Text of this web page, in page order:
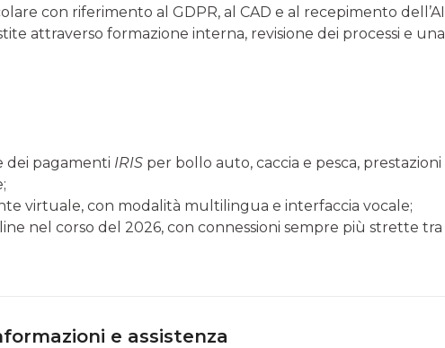
con riferimento al GDPR, al CAD e al recepimento dell’AI
attraverso formazione interna, revisione dei processi e una
dei pagamenti IRIS per bollo auto, caccia e pesca, prestazioni
virtuale, con modalità multilingua e interfaccia vocale;
nel corso del 2026, con connessioni sempre più strette tra
e assistenza